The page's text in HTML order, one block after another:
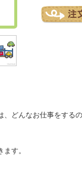
どんなお仕事をする
す。